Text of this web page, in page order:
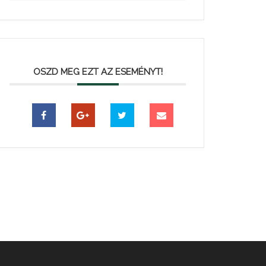
OSZD MEG EZT AZ ESEMÉNYT!